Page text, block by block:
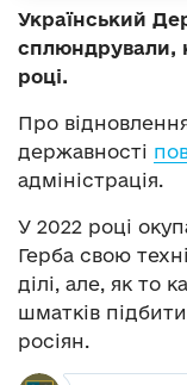
Український
сплюндрували,
році.
Про
державності
адміністрація.
У 2022 році
Герба свою
ділі, але, як то
шматків
росіян.